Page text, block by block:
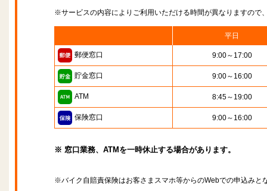
※サービスの内容によりご利用いただける時間が異なりますので
平日
郵便窓口 9:00～17:00
貯金窓口 9:00～16:00
ATM 8:45～19:00
保険窓口 9:00～16:00
※ 窓口業務、ATMを一時休止する場合があります。
※バイク自賠責保険はお客さまスマホ等からのWebでの申込みと